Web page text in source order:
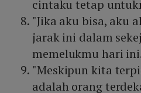
cintaku tetap
"Jika aku bisa, aku
jarak ini dalam
memelukmu hari
"Meskipun kita
adalah orang